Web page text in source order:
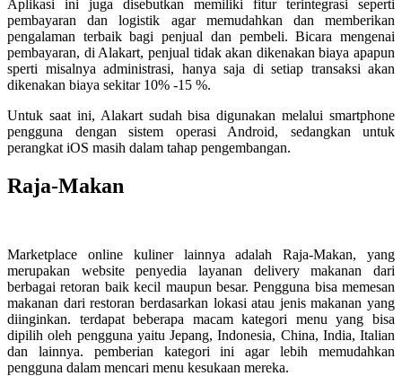
Aplikasi ini juga disebutkan memiliki fitur terintegrasi seperti
pembayaran dan logistik agar memudahkan dan memberikan
pengalaman terbaik bagi penjual dan pembeli. Bicara mengenai
pembayaran, di Alakart, penjual tidak akan dikenakan biaya apapun
sperti misalnya administrasi, hanya saja di setiap transaksi akan
dikenakan biaya sekitar 10% -15 %.
Untuk saat ini, Alakart sudah bisa digunakan melalui smartphone
pengguna dengan sistem operasi Android, sedangkan untuk
perangkat iOS masih dalam tahap pengembangan.
Raja-Makan
Marketplace online kuliner lainnya adalah Raja-Makan, yang
merupakan website penyedia layanan delivery makanan dari
berbagai retoran baik kecil maupun besar. Pengguna bisa memesan
makanan dari restoran berdasarkan lokasi atau jenis makanan yang
diinginkan. terdapat beberapa macam kategori menu yang bisa
dipilih oleh pengguna yaitu Jepang, Indonesia, China, India, Italian
dan lainnya. pemberian kategori ini agar lebih memudahkan
pengguna dalam mencari menu kesukaan mereka.